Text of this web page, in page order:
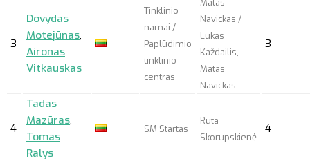
3
Dovydas
Motejūnas,
Aironas
Vitkauskas
Tinklinio
namai /
Paplūdimio
tinklinio
centras
Matas
Navickas /
Lukas
Každailis,
Matas
Navickas
3
4
Tadas
Mazūras,
Tomas
Ralys
SM Startas
Rūta
Skorupskienė
4